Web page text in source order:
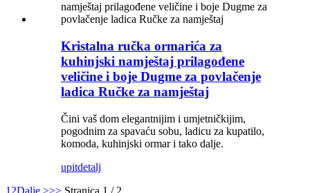
Kristalna ručka ormarića za
kuhinjski namještaj prilagođene
veličine i boje Dugme za povlačenje
ladica Ručke za namještaj
Čini vaš dom elegantnijim i umjetničkijim,
pogodnim za spavaću sobu, ladicu za kupatilo,
komoda, kuhinjski ormar i tako dalje.
upitdetalj
1 2Dalje >>> Stranica 1 / 2